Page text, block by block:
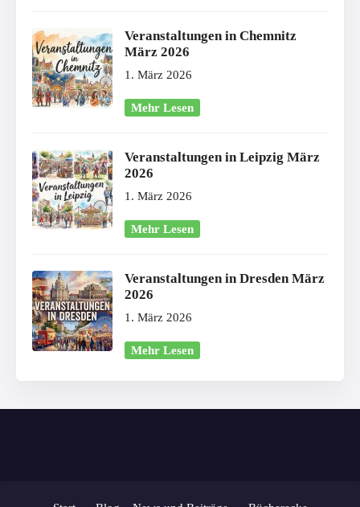
Veranstaltungen in Chemnitz
März 2026
1. März 2026
Mehr Lesen
Veranstaltungen in Leipzig März
2026
1. März 2026
Mehr Lesen
Veranstaltungen in Dresden März
2026
1. März 2026
Mehr Lesen